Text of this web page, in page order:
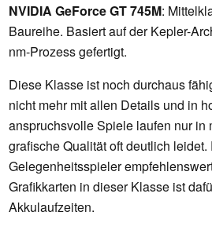
NVIDIA GeForce GT 745M:
Baureihe. Basiert auf der Kepler-
nm-Prozess gefertigt.
Diese Klasse ist noch durchaus
nicht mehr mit allen Details und in
anspruchsvolle Spiele laufen nur
grafische Qualität oft deutlich
Gelegenheitsspieler
Grafikkarten in dieser Klasse ist
Akkulaufzeiten.